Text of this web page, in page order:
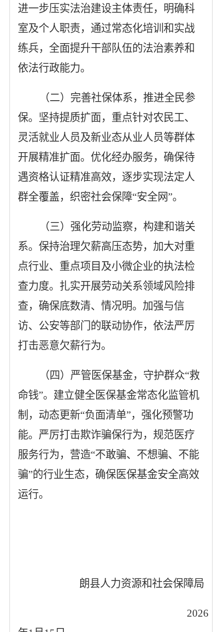
进一步压实法治建设主体责任，明确科
室及个人职责，通过常态化培训和实战
练兵，全面提升干部队伍的法治素养和
依法行政能力。
（二）完善社保体系，推进全民参
保。 坚持提质扩面，重点针对农民工、
灵活就业人员及新业态从业人员等群体
开展精准扩面。优化经办服务，确保待
遇资格认证精准高效，逐步实现法定人
群全覆盖，织密社会保障“安全网”。
（三）强化劳动监察，构建和谐关
系。 保持治理欠薪高压态势，加大对重
点行业、重点项目及小微企业的执法检
查力度。扎实开展劳动关系领域风险排
查，确保底数清、情况明。加强与信
访、公安等部门的联动协作，依法严厉
打击恶意欠薪行为。
（四）严管医保基金，守护群众“救
命钱”。 建立健全医保基金常态化监管机
制，动态更新“负面清单”，强化预警功
能。严厉打击欺诈骗保行为，规范医疗
服务行为，营造“不敢骗、不想骗、不能
骗”的行业生态，确保医保基金安全高效
运行。
朗县人力资源和社会保障局
2026